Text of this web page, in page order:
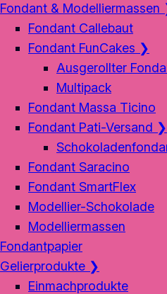
Fondant & Modelliermassen
Fondant Callebaut
Fondant FunCakes ❯
Ausgerollter
Multipack
Fondant Massa Ticino
Fondant Pati-Versand ❯
Fondant Saracino
Fondant SmartFlex
Modellier-Schokolade
Modelliermassen
Fondantpapier
Gelierprodukte ❯
Einmachprodukte